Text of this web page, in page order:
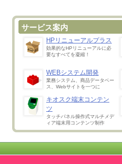
サービス案内
HPリニューアルプラス
効果的なHPリニューアルに必
要なすべてを凝縮！
WEBシステム開発
業務システム、商品データベー
ス、Webサイトを一つに
キオスク端末コンテン
ツ
タッチパネル操作式マルチメデ
ィア端末用コンテンツ制作